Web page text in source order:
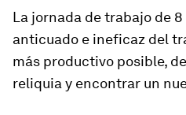
La jornada de trabajo de
anticuado e ineficaz del
más productivo posible,
reliquia y encontrar un